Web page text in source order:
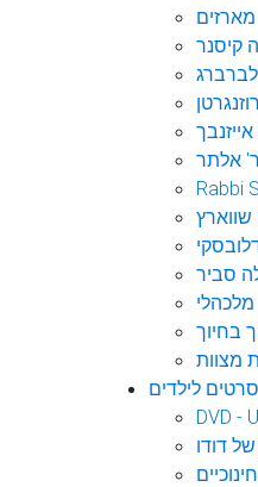
מארזים
קיסנר
ר' אלתר
Rabbi
שווארץ
סביר
מלכהלי
בחיוך
מצוות
סרטים לילדים
DVD -
דודו